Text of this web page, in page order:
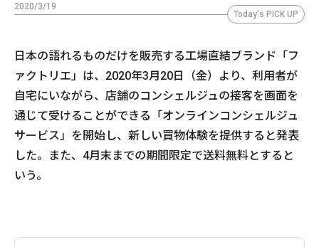
2020/3/19
Today's PICK UP
日本の語れるものだけを販売する工場直結ブランド「フ
ァクトリエ」は、2020年3月20日（金）より、利用者が
自宅にいながら、店舗のコンシェルジュの接客を画面を
通じて受けることができる「オンラインコンシェルジュ
サービス」を開始し、新しい買物体験を提供すると発表
した。また、4月末までの期間限定で送料無料とすると
いう。